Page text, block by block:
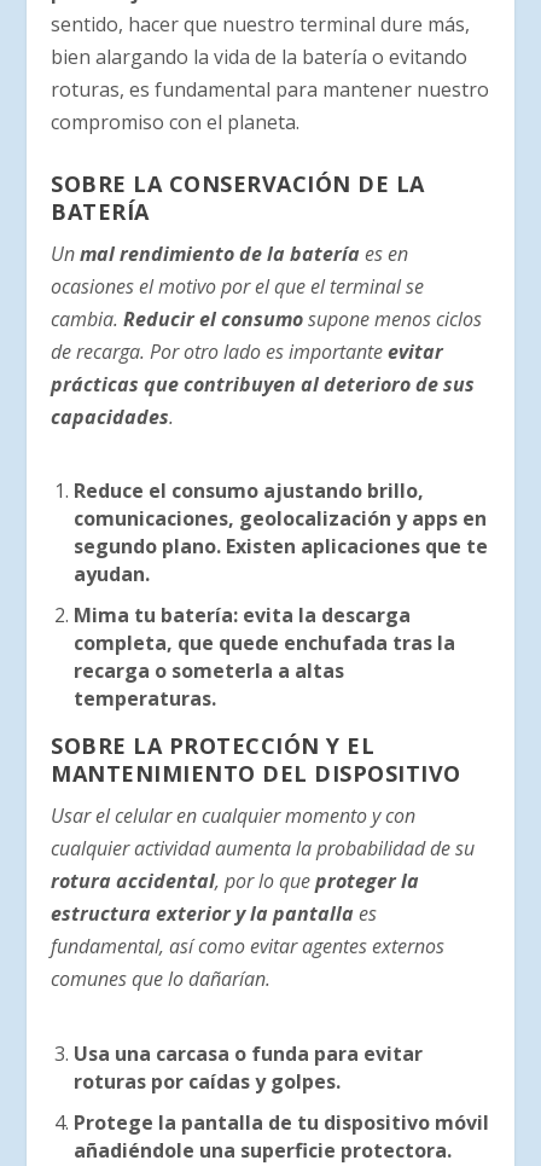
sentido, hacer que nuestro terminal dure más,
bien alargando la vida de la batería o evitando
roturas, es fundamental para mantener nuestro
compromiso con el planeta.
SOBRE LA CONSERVACIÓN DE LA
BATERÍA
Unmal rendimiento de la batería es en
ocasiones el motivo por el que el terminal se
cambia. Reducir el consumosupone menos ciclos
de recarga. Por otro lado es importanteevitar
prácticas que contribuyen al deterioro de sus
capacidades.
Reduce el consumo ajustando brillo,
comunicaciones, geolocalización y apps en
segundo plano. Existen aplicaciones que te
ayudan.
Mima tu batería: evita la descarga
completa, que quede enchufada tras la
recarga o someterla a altas
temperaturas.
SOBRE LA PROTECCIÓN Y EL
MANTENIMIENTO DEL DISPOSITIVO
Usar el celular en cualquier momento y con
cualquier actividad aumenta la probabilidad de su
rotura accidental, por lo queproteger la
estructura exterior y la pantalla es
fundamental, así como evitar agentes externos
comunes que lo dañarían.
Usa una carcasa o funda para evitar
roturas por caídas y golpes.
Protege la pantalla de tu dispositivo móvil
añadiéndole una superficie protectora.